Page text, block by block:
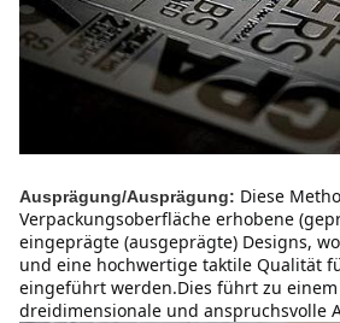
Ausprägung/Ausprägung: Diese
Verpackungsoberfläche erhobene
eingeprägte (ausgeprägte) Designs,
und eine hochwertige taktile Qualität
eingeführt werden.Dies führt zu
dreidimensionale und anspruchsvolle